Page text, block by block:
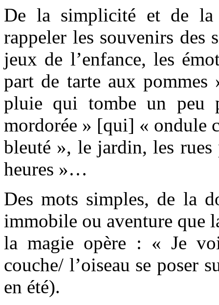
De la simplicité et de la
rappeler les souvenirs des
jeux de l’enfance, les
part de tarte aux
pluie qui tombe un peu
mordorée » [qui] « ondule
bleuté », le jardin, les rues
heures »…
Des mots simples, de la
immobile ou aventure que
la magie opère : « Je
couche/ l’oiseau se poser
en été).